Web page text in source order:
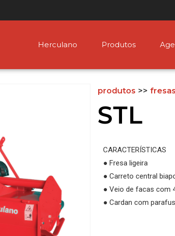
Herculano Produtos
produtos >> fresas
STL
CARACTERÍSTICAS
● Fresa ligeira
● Carreto central
● Veio de facas com
● Cardan com